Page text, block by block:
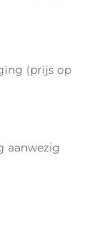
(prijs op
aanwezig